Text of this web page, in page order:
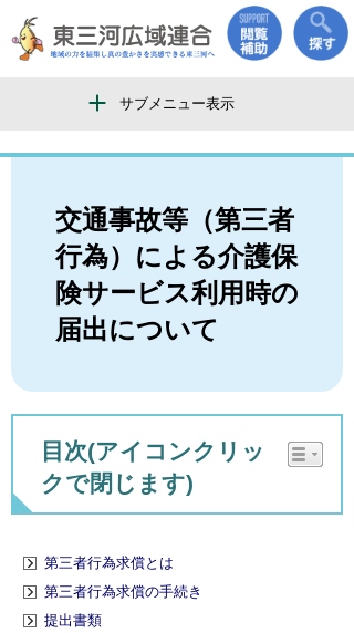
サブメニュー表示
交通事故等（第三者
行為）による介護保
険サービス利用時の
届出について
目次(アイコンクリッ
クで閉じます)
第三者行為求償とは
第三者行為求償の手続き
提出書類